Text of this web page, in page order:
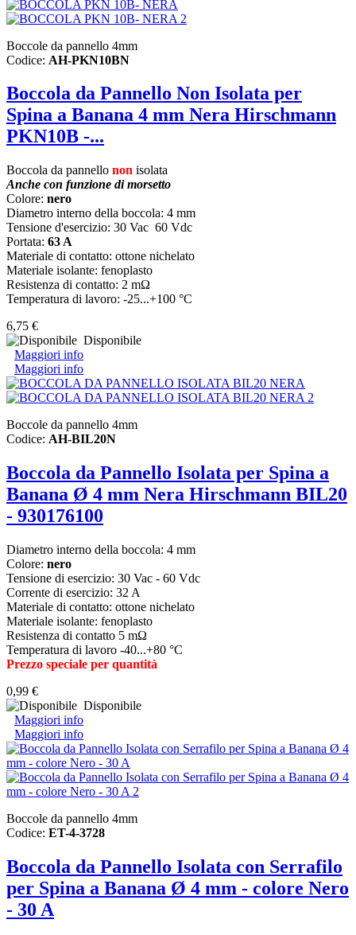
Boccole da pannello 4mm
Codice: AH-PKN10BN
Boccola da Pannello Non Isolata per
Spina a Banana 4 mm Nera Hirschmann
PKN10B -...
Boccola da pannello non isolata
Anche con funzione di morsetto
Colore: nero
Diametro interno della boccola: 4 mm
Tensione d'esercizio: 30 Vac 60 Vdc
Portata: 63 A
Materiale di contatto: ottone nichelato
Materiale isolante: fenoplasto
Resistenza di contatto: 2 mΩ
Temperatura di lavoro: -25...+100 °C
6,75 €
Disponibile
Maggiori info
Maggiori info
Boccole da pannello 4mm
Codice: AH-BIL20N
Boccola da Pannello Isolata per Spina a
Banana Ø 4 mm Nera Hirschmann BIL20
- 930176100
Diametro interno della boccola: 4 mm
Colore: nero
Tensione di esercizio: 30 Vac - 60 Vdc
Corrente di esercizio: 32 A
Materiale di contatto: ottone nichelato
Materiale isolante: fenoplasto
Resistenza di contatto 5 mΩ
Temperatura di lavoro -40...+80 °C
Prezzo speciale per quantità
0,99 €
Disponibile
Maggiori info
Maggiori info
Boccole da pannello 4mm
Codice: ET-4-3728
Boccola da Pannello Isolata con Serrafilo
per Spina a Banana Ø 4 mm - colore Nero
- 30 A